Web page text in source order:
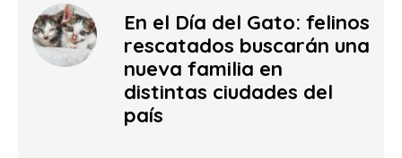
En el Día del Gato: felinos
rescatados buscarán una
nueva familia en
distintas ciudades del
país